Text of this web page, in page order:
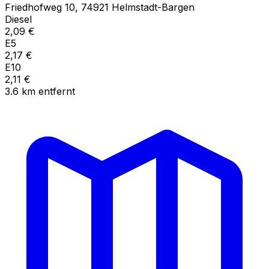
Friedhofweg 10, 74921 Helmstadt-Bargen
Diesel
2,09 €
E5
2,17 €
E10
2,11 €
3.6 km entfernt